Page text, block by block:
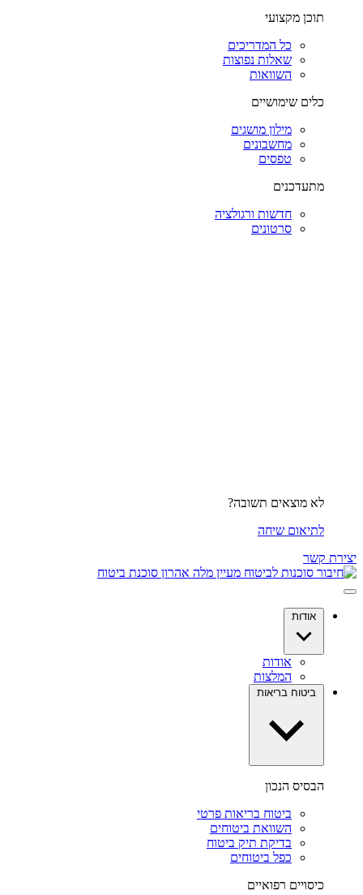
תוכן מקצועי
כל המדריכים
שאלות נפוצות
השוואות
כלים שימושיים
מילון מושגים
מחשבונים
טפסים
מתעדכנים
חדשות ורגולציה
סרטונים
לא מוצאים תשובה?
לתיאום שיחה
יצירת קשר
אודות
אודות
המלצות
ביטוח בריאות
הבסיס הנכון
ביטוח בריאות פרטי
השוואת ביטוחים
בדיקת תיק ביטוח
כפל ביטוחים
כיסויים רפואיים